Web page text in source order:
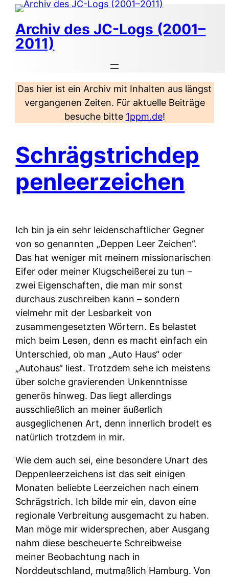
Zum
Inhalt
springen
Archiv des JC-Logs (2001–
2011)
Das hier ist ein Archiv mit Inhalten aus längst
vergangenen Zeiten. Für aktuelle Beiträge
besuche bitte 1ppm.de!
Schrägstrichdep
penleerzeichen
Ich bin ja ein sehr leidenschaftlicher Gegner
von so genannten „Deppen Leer Zeichen“.
Das hat weniger mit meinem missionarischen
Eifer oder meiner Klugscheißerei zu tun –
zwei Eigenschaften, die man mir sonst
durchaus zuschreiben kann – sondern
vielmehr mit der Lesbarkeit von
zusammengesetzten Wörtern. Es belastet
mich beim Lesen, denn es macht einfach ein
Unterschied, ob man „Auto Haus“ oder
„Autohaus“ liest. Trotzdem sehe ich meistens
über solche gravierenden Unkenntnisse
generös hinweg. Das liegt allerdings
ausschließlich an meiner äußerlich
ausgeglichenen Art, denn innerlich brodelt es
natürlich trotzdem in mir.
Wie dem auch sei, eine besondere Unart des
Deppenleerzeichens ist das seit einigen
Monaten beliebte Leerzeichen nach einem
Schrägstrich. Ich bilde mir ein, davon eine
regionale Verbreitung ausgemacht zu haben.
Man möge mir widersprechen, aber Ausgang
nahm diese bescheuerte Schreibweise
meiner Beobachtung nach in
Norddeutschland, mutmaßlich Hamburg. Von